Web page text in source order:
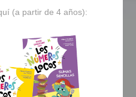
(a partir de 4 años):